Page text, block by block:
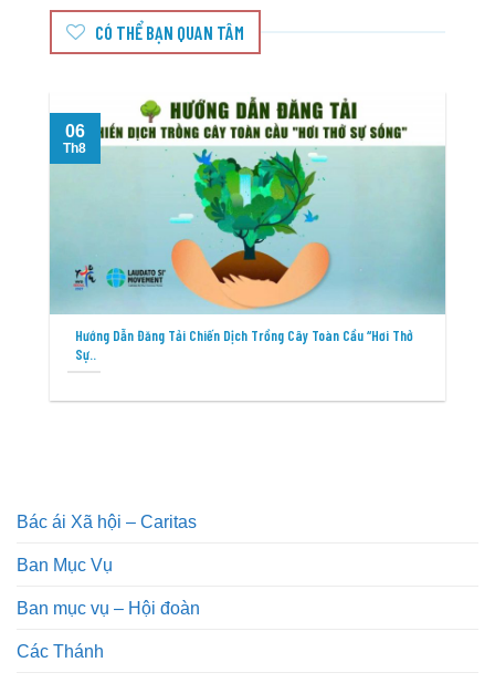
CÓ THỂ BẠN QUAN TÂM
Hướng Dẫn Đăng Tải Chiến Dịch Trồng Cây Toàn Cầu “Hơi Thở
Sự..
06
Th8
Bác ái Xã hội – Caritas
Ban Mục Vụ
Ban mục vụ – Hội đoàn
Các Thánh